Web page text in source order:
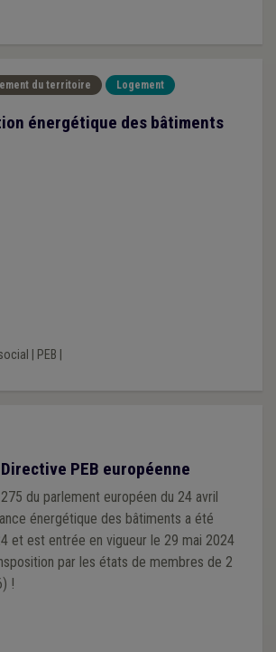
du territoire Logement
énergétique des bâtiments
PEB
PEB européenne
du parlement européen du 24 avril
énergétique des bâtiments a été
et est entrée en vigueur le 29 mai 2024
par les états de membres de 2
!